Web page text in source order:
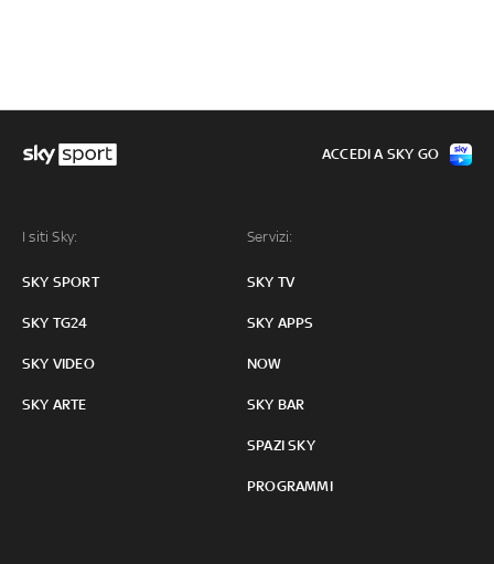
I siti Sky:
SKY SPORT
SKY TG24
SKY VIDEO
SKY ARTE
Servizi:
SKY TV
SKY APPS
NOW
SKY BAR
SPAZI SKY
PROGRAMMI
ACCEDI A SKY GO